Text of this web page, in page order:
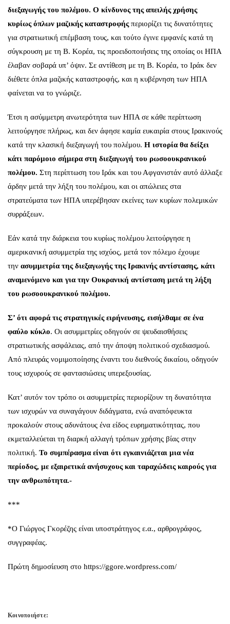
διεξαγωγής του πολέμου. Ο κίνδυνος της απειλής χρήσης
κυρίως όπλων μαζικής καταστροφήςπεριορίζει τις δυνατότητες
για στρατιωτική επέμβαση τους, και τούτο έγινε εμφανές κατά τη
σύγκρουση με τη Β. Κορέα, τις προειδοποιήσεις της οποίας οι ΗΠΑ
έλαβαν σοβαρά υπ’ όψιν. Σε αντίθεση με τη Β. Κορέα, το Ιράκ δεν
διέθετε όπλα μαζικής καταστροφής, και η κυβέρνηση των ΗΠΑ
φαίνεται να το γνώριζε.
Έτσι η ασύμμετρη ανωτερότητα των ΗΠΑ σε κάθε περίπτωση
λειτούργησε πλήρως, και δεν άφησε καμία ευκαιρία στους Ιρακινούς
κατά την κλασική διεξαγωγή του πολέμου. Η ιστορία θα δείξει
κάτι παρόμοιο σήμερα στη διεξαγωγή του ρωσοουκρανικού
πολέμου. Στη περίπτωση του Ιράκ και του Αφγανιστάν αυτό άλλαξε
άρδην μετά την λήξη του πολέμου, και οι απώλειες στα
στρατεύματα των ΗΠΑ υπερέβησαν εκείνες των κυρίων πολεμικών
συρράξεων.
Εάν κατά την διάρκεια του κυρίως πολέμου λειτούργησε η
αμερικανική ασυμμετρία της ισχύος, μετά τον πόλεμο έχουμε
την ασυμμετρία της διεξαγωγής της Ιρακινής αντίστασης, κάτι
αναμενόμενο και για την Ουκρανική αντίσταση μετά τη λήξη
του ρωσοουκρανικού πολέμου.
Σ’ ότι αφορά τις στρατηγικές ειρήνευσης, εισήλθαμε σε ένα
φαύλο κύκλο. Οι ασυμμετρίες οδηγούν σε ψευδαισθήσεις
στρατιωτικής ασφάλειας, από την άποψη πολιτικού σχεδιασμού.
Από πλευράς νομιμοποίησης έναντι του διεθνούς δικαίου, οδηγούν
τους ισχυρούς σε φαντασιώσεις υπερεξουσίας.
Κατ’ αυτόν τον τρόπο οι ασυμμετρίες περιορίζουν τη δυνατότητα
των ισχυρών να συναγάγουν διδάγματα, ενώ αναπόφευκτα
προκαλούν στους αδυνάτους ένα είδος ευρηματικότητας, που
εκμεταλλεύεται τη διαρκή αλλαγή τρόπων χρήσης βίας στην
πολιτική. Το συμπέρασμα είναι ότι εγκαινιάζεται μια νέα
περίοδος, με εξαιρετικά ανήσυχους και ταραχώδεις καιρούς για
την ανθρωπότητα.-
***
*Ο Γιώργος Γκορέζης είναι υποστράτηγος ε.α., αρθρογράφος,
συγγραφέας.
Πρώτη δημοσίευση στο https://ggore.wordpress.com/
Κοινοποιήστε: